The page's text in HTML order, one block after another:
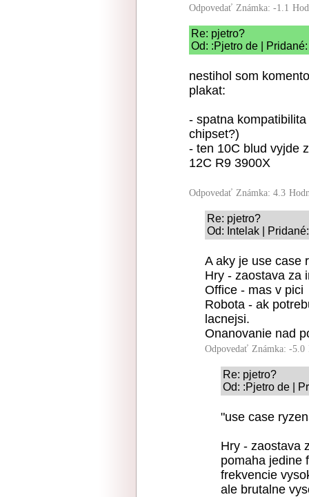
Odpovedať Známka: -1.1
Re: pjetro?
Od: :Pjetro de |
nestihol som
plakat:
- spatna
chipset?)
- ten 10C blud vyjde
12C R9 3900X
Odpovedať Známka: 4.3
Re: pjetro?
Od: Intelak |
A aky je use case
Hry - zaostava za
Office - mas v pici
Robota - ak
lacnejsi.
Onanovanie nad
Odpovedať Známka: -5.0
Re: pjetro?
Od: :Pjetro de |
"use case
Hry - zaostava
pomaha jedine
frekvencie
ale brutalne